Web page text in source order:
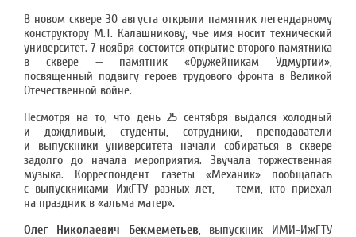
В новом сквере 30 августа открыли памятник легендарному
конструктору М.Т. Калашникову, чье имя носит технический
университет. 7 ноября состоится открытие второго памятника
в сквере — памятник «Оружейникам Удмуртии»,
посвященный подвигу героев трудового фронта в Великой
Отечественной войне.
Несмотря на то, что день 25 сентября выдался холодный
и дождливый, студенты, сотрудники, преподаватели
и выпускники университета начали собираться в сквере
задолго до начала мероприятия. Звучала торжественная
музыка. Корреспондент газеты «Механик» пообщалась
с выпускниками ИжГТУ разных лет, — теми, кто приехал
на праздник в «альма матер».
Олег Николаевич Бекмеметьев, выпускник ИМИ-ИжГТУ